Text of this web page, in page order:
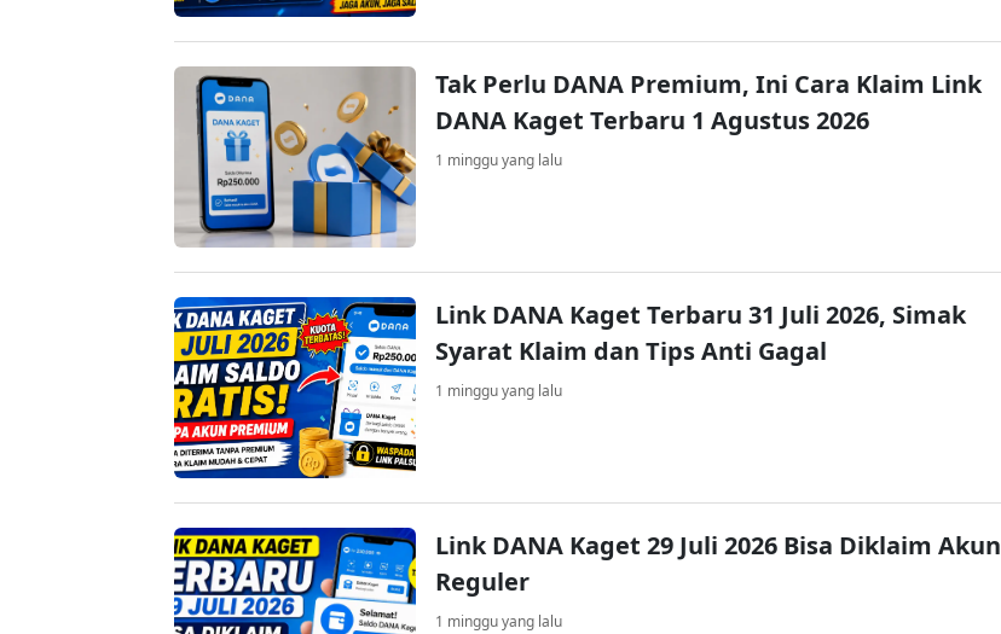
Tak Perlu DANA Premium, Ini Cara Klaim Link
DANA Kaget Terbaru 1 Agustus 2026
1 minggu yang lalu
Link DANA Kaget Terbaru 31 Juli 2026, Simak
Syarat Klaim dan Tips Anti Gagal
1 minggu yang lalu
Link DANA Kaget 29 Juli 2026 Bisa Diklaim Akun
Reguler
1 minggu yang lalu